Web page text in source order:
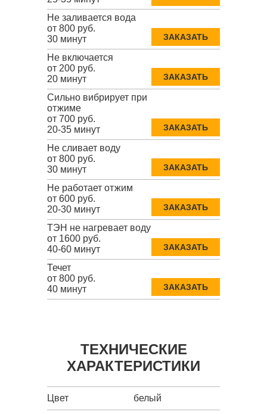
Не заливается вода
от 800 руб.
30 минут
ЗАКАЗАТЬ
Не включается
от 200 руб.
20 минут
ЗАКАЗАТЬ
Сильно вибрирует при
отжиме
от 700 руб.
20-35 минут
ЗАКАЗАТЬ
Не сливает воду
от 800 руб.
30 минут
ЗАКАЗАТЬ
Не работает отжим
от 600 руб.
20-30 минут
ЗАКАЗАТЬ
ТЭН не нагревает воду
от 1600 руб.
40-60 минут
ЗАКАЗАТЬ
Течет
от 800 руб.
40 минут
ЗАКАЗАТЬ
ТЕХНИЧЕСКИЕ
ХАРАКТЕРИСТИКИ
Цвет белый